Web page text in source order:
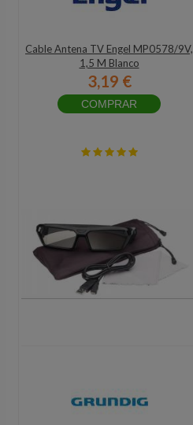
Cable Antena TV Engel MP0578/9V,
1,5 M Blanco
3,19 €
COMPRAR